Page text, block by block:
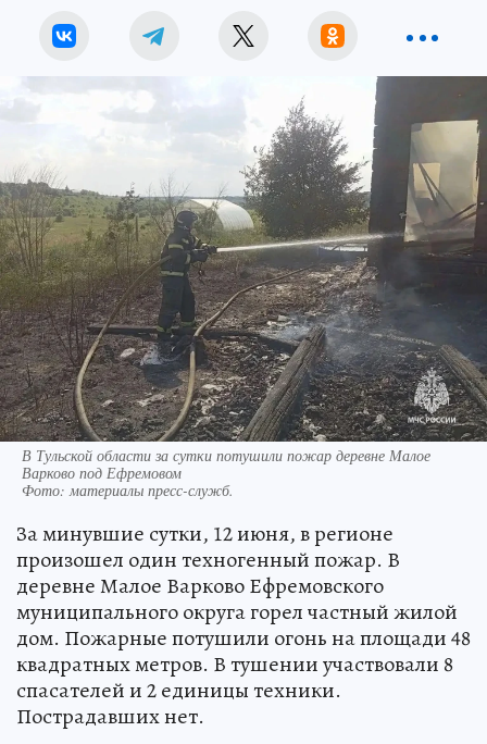
В Тульской области за сутки потушили пожар деревне Малое
Варково под Ефремовом
Фото: материалы пресс-служб.
За минувшие сутки, 12 июня, в регионе
произошел один техногенный пожар. В
деревне Малое Варково Ефремовского
муниципального округа горел частный жилой
дом. Пожарные потушили огонь на площади 48
квадратных метров. В тушении участвовали 8
спасателей и 2 единицы техники.
Пострадавших нет.